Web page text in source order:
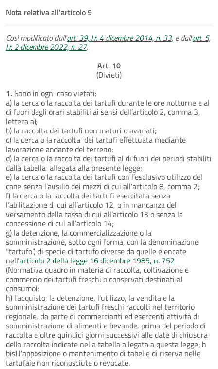
Nota relativa all'articolo 9
Così modificato dall'art. 39, l.r. 4 dicembre 2014, n. 33, e dall'art. 5,
l.r. 2 dicembre 2022, n. 27.
Art. 10
(Divieti)
1. Sono in ogni caso vietati:
a) la cerca o la raccolta dei tartufi durante le ore notturne e al
di fuori degli orari stabiliti ai sensi dell’articolo 2, comma 3,
lettera a);
b) la raccolta dei tartufi non maturi o avariati;
c) la cerca o la raccolta dei tartufi effettuata mediante
lavorazione andante del terreno;
d) la cerca o la raccolta dei tartufi al di fuori dei periodi stabiliti
dalla tabella allegata alla presente legge;
e) la cerca o la raccolta dei tartufi con l’esclusivo utilizzo del
cane senza l’ausilio dei mezzi di cui all’articolo 8, comma 2;
f) la cerca o la raccolta dei tartufi esercitata senza
l’abilitazione di cui all’articolo 12, o in mancanza del
versamento della tassa di cui all’articolo 13 o senza la
concessione di cui all’articolo 14;
g) la detenzione, la commercializzazione o la
somministrazione, sotto ogni forma, con la denominazione
“tartufo”, di specie di tartufo diverse da quelle elencate
nell’articolo 2 della legge 16 dicembre 1985, n. 752
(Normativa quadro in materia di raccolta, coltivazione e
commercio dei tartufi freschi o conservati destinati al
consumo);
h) l'acquisto, la detenzione, l'utilizzo, la vendita e la
somministrazione dei tartufi freschi raccolti nel territorio
regionale, da parte di commercianti ed esercenti attività di
somministrazione di alimenti e bevande, prima del periodo di
raccolta e oltre quindici giorni successivi alle date di chiusura
della raccolta indicate nella tabella allegata a questa legge; h
bis) l'apposizione o mantenimento di tabelle di riserva nelle
tartufaie non riconosciute o revocate.